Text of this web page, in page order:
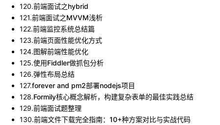
120.前端面试之hybrid
121.前端面试之MVVM浅析
122.前端监控系统总结篇
123.前端页面性能优化方式
124.图解前端性能优化
125.使用Fiddler做抓包分析
126.弹性布局总结
127.forever and pm2部署nodejs项目
128.Formily核心概念解析，构建复杂表单的最佳实践总结
129.前端面试题整理
130.前端文件下载完全指南：10+种方案对比与实战代码